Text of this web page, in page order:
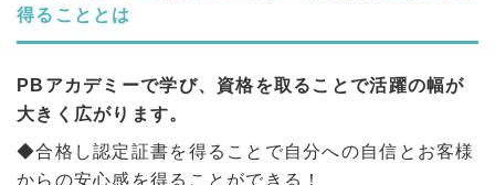
得ることとは
PBアカデミーで学び、資格を取ることで活躍の幅が
大きく広がります。
◆合格し認定証書を得ることで自分への自信とお客様
からの安心感を得ることができる！